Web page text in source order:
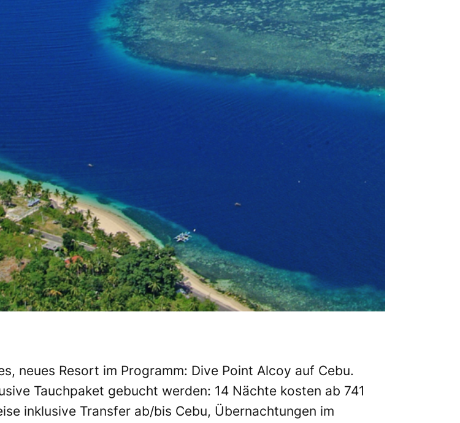
neues Resort im Programm: Dive Point Alcoy auf Cebu.
Tauchpaket gebucht werden: 14 Nächte kosten ab 741
inklusive Transfer ab/bis Cebu, Übernachtungen im